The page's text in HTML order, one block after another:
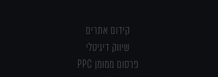
קידום אתרים
שיווק דיגיטלי
פרסום ממומן PPC